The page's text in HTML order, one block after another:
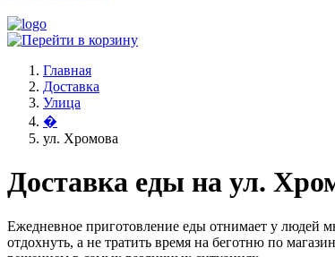
Главная
Доставка
Улица
�
ул. Хромова
Доставка еды на ул.
Ежедневное приготовление еды отнимает у людей
отдохнуть, а не тратить время на беготню по